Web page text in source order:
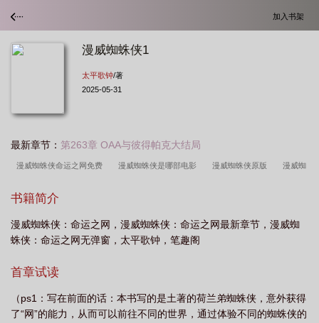
加入书架
漫威蜘蛛侠1
太平歌钟/著
2025-05-31
最新章节： 第263章 OAA与彼得帕克大结局
漫威蜘蛛侠命运之网免费 漫威蜘蛛侠是哪部电影 漫威蜘蛛侠原版 漫威蜘
威蜘蛛侠2游戏
等 漫威蜘蛛侠手机版 漫威蜘蛛侠命运之网TXT 漫威what if蜘蛛侠 漫威
蜘蛛侠命运之网笔趣阁 漫威蜘蛛侠重制版手机版
百科 漫威蜘蛛侠 ng+
尔斯 漫威蜘蛛侠2手机版 漫威蜘蛛侠电影叫什么名字 漫威蜘蛛侠命运之网
书籍简介
漫威蜘蛛侠：命运之网，漫威蜘蛛侠：命运之网最新章节，漫威蜘
蛛侠：命运之网无弹窗，太平歌钟，笔趣阁
首章试读
（ps1：写在前面的话：本书写的是土著的荷兰弟蜘蛛侠，意外获得
了“网”的能力，从而可以前往不同的世界，通过体验不同的蜘蛛侠的